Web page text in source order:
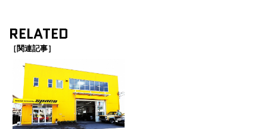
RELATED
［関連記事］